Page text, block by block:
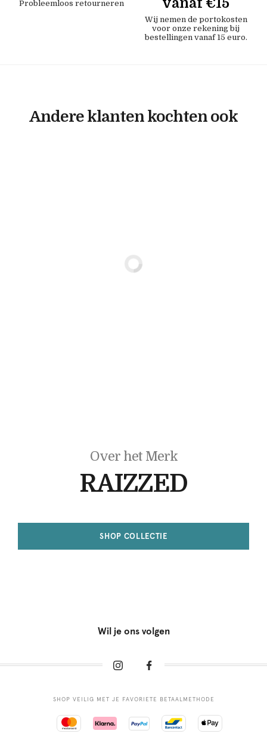
Probleemloos retourneren
Wij nemen de portokosten
voor onze rekening bij
bestellingen vanaf 15 euro.
Andere klanten kochten ook
Over het Merk
RAIZZED
SHOP COLLECTIE
Wil je ons volgen
SHOP VEILIG MET JE FAVORIETE BETAALMETHODE